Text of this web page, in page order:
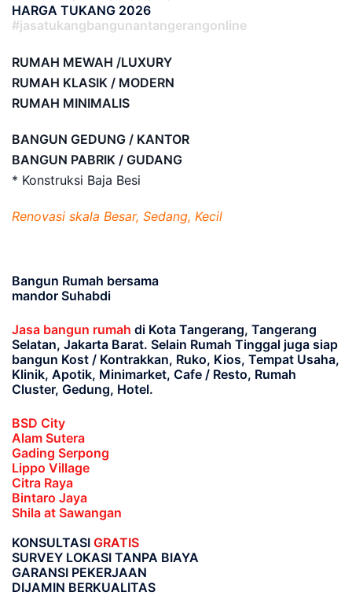
HARGA TUKANG 2026
#jasatukangbangunantangerangonline
RUMAH MEWAH /LUXURY
RUMAH KLASIK / MODERN
RUMAH MINIMALIS
BANGUN GEDUNG / KANTOR
BANGUN PABRIK / GUDANG
* Konstruksi Baja Besi
Renovasi skala Besar, Sedang, Kecil
Bangun Rumah bersama
mandor Suhabdi
Jasa bangun rumah di Kota Tangerang, Tangerang
Selatan, Jakarta Barat. Selain Rumah Tinggal juga siap
bangun Kost / Kontrakkan, Ruko, Kios, Tempat Usaha,
Klinik, Apotik, Minimarket, Cafe / Resto, Rumah
Cluster, Gedung, Hotel.
BSD City
Alam Sutera
Gading Serpong
Lippo Village
Citra Raya
Bintaro Jaya
Shila at Sawangan
KONSULTASI GRATIS
SURVEY LOKASI TANPA BIAYA
GARANSI PEKERJAAN
DIJAMIN BERKUALITAS